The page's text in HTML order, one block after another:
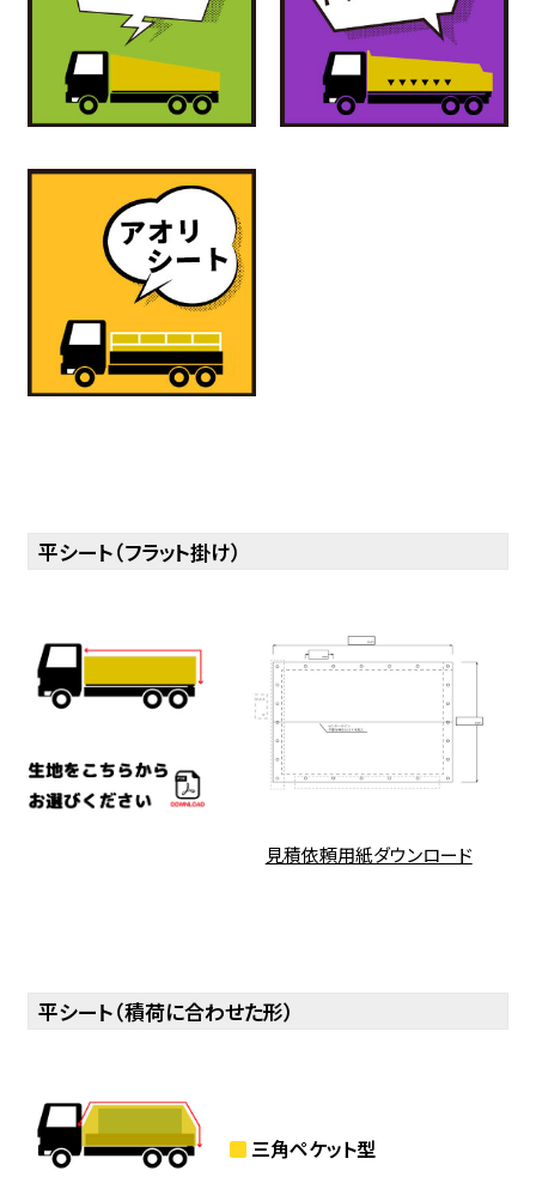
平シート（フラット掛け）
見積依頼用紙ダウンロード
平シート（積荷に合わせた形）
三角ペケット型